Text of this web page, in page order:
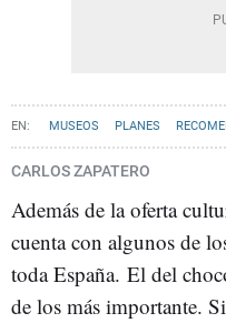
MUSEOS PLANES
CARLOS ZAPATERO
Además de la oferta
cuenta con algunos de
toda España. El del
de los más importante.